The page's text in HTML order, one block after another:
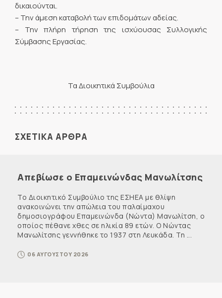
δικαιούνται.
– Την άμεση καταβολή των επιδομάτων αδείας.
– Την πλήρη τήρηση της ισχύουσας Συλλογικής
Σύμβασης Εργασίας.
Τα Διοικητικά Συμβούλια
ΣΧΕΤΙΚΑ ΑΡΘΡΑ
Απεβίωσε ο Επαμεινώνδας Μανωλίτσης
Το Διοικητικό Συμβούλιο της ΕΣΗΕΑ με θλίψη
ανακοινώνει την απώλεια του παλαίμαχου
δημοσιογράφου Επαμεινώνδα (Νώντα) Μανωλίτση, ο
οποίος πέθανε χθες σε ηλικία 89 ετών. Ο Νώντας
Μανωλίτσης γεννήθηκε το 1937 στη Λευκάδα. Τη ...
06 ΑΥΓΟΥΣΤΟΥ 2026